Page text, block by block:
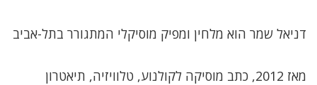
דניאל שמר הוא מלחין ומפיק מוסיקלי המתגורר בתל-אביב
מאז 2012, כתב מוסיקה לקולנוע, טלוויזיה, תיאטרון